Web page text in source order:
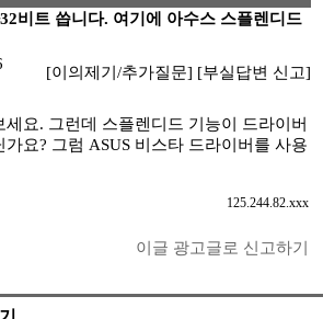
비트 씁니다. 여기에 아수스 스플렌디드
[이의제기/추가질문] [부실답변 신고]
요. 그런데 스플렌디드 기능이 드라이버
요? 그럼 ASUS 비스타 드라이버를 사용
125.244.82.xxx
이글 광고글로 신고하기